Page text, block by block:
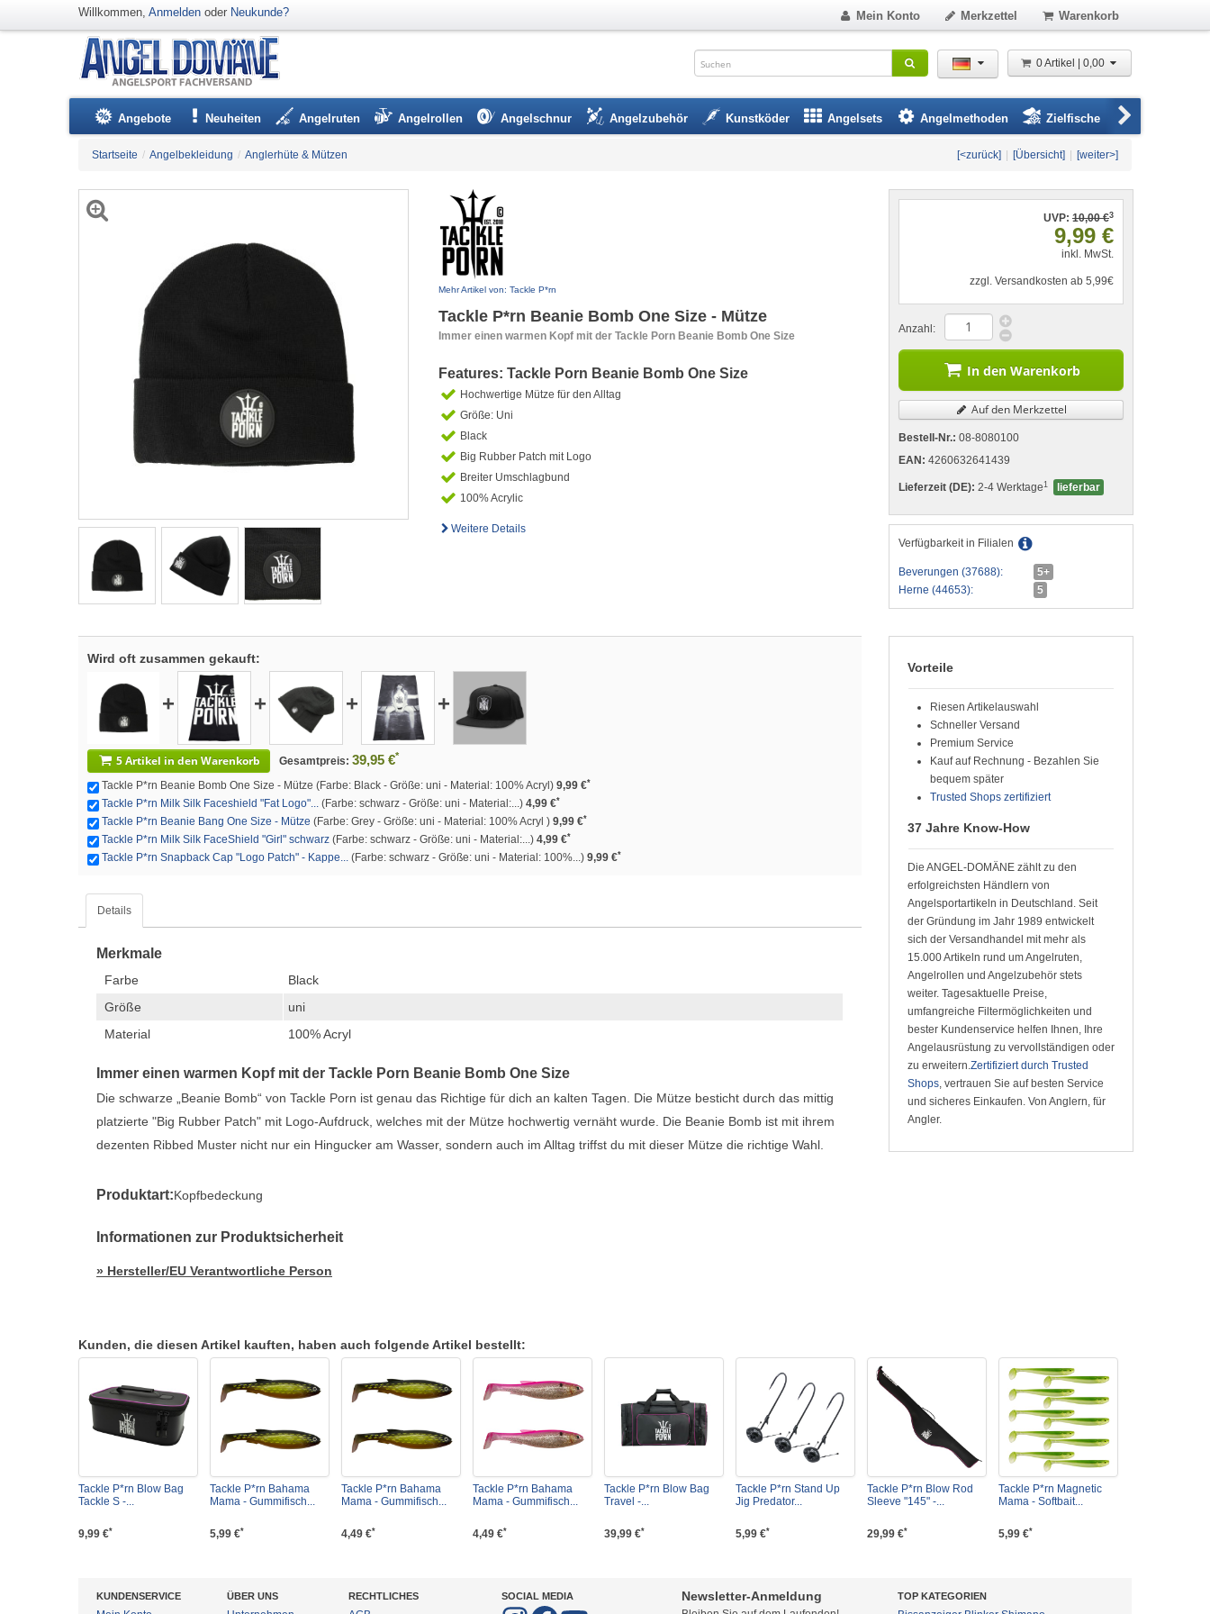
Willkommen, Anmelden oder Neukunde? Mein Konto Merkzettel Warenkorb
0 Artikel | 0,00
Angebote Neuheiten Angelruten Angelrollen Angelschnur Angelzubehör Kunstköder Angelsets Angelmethoden Zielfische
Startseite / Angelbekleidung / Anglerhüte & Mützen [<zurück] [Übersicht] [weiter>]
Mehr Artikel von: Tackle P*rn
Tackle P*rn Beanie Bomb One Size - Mütze
Immer einen warmen Kopf mit der Tackle Porn Beanie Bomb One Size
Features: Tackle Porn Beanie Bomb One Size
Hochwertige Mütze für den Alltag
Größe: Uni
Black
Big Rubber Patch mit Logo
Breiter Umschlagbund
100% Acrylic
Weitere Details
UVP: 10,00 €3
9,99 €
inkl. MwSt.
zzgl. Versandkosten ab 5,99€
Anzahl:
In den Warenkorb
Auf den Merkzettel
Bestell-Nr.: 08-8080100
EAN: 4260632641439
Lieferzeit (DE): 2-4 Werktage 1 lieferbar
Verfügbarkeit in Filialen
Beverungen (37688):
5+
Herne (44653):
5
Wird oft zusammen gekauft:
+ + + +
5 Artikel in den Warenkorb Gesamtpreis: 39,95 €*
Tackle P*rn Beanie Bomb One Size - Mütze (Farbe: Black - Größe: uni - Material: 100% Acryl) 9,99 €*
Tackle P*rn Milk Silk Faceshield "Fat Logo"... (Farbe: schwarz - Größe: uni - Material:...) 4,99 €*
Tackle P*rn Beanie Bang One Size - Mütze (Farbe: Grey - Größe: uni - Material: 100% Acryl ) 9,99 €*
Tackle P*rn Milk Silk FaceShield "Girl" schwarz (Farbe: schwarz - Größe: uni - Material:...) 4,99 €*
Tackle P*rn Snapback Cap "Logo Patch" - Kappe... (Farbe: schwarz - Größe: uni - Material: 100%...) 9,99 €*
Details
Merkmale
Farbe
Black
Größe
uni
Material
100% Acryl
Immer einen warmen Kopf mit der Tackle Porn Beanie Bomb One Size
Die schwarze „Beanie Bomb“ von Tackle Porn ist genau das Richtige für dich an kalten Tagen. Die Mütze besticht durch das mittig
platzierte "Big Rubber Patch" mit Logo-Aufdruck, welches mit der Mütze hochwertig vernäht wurde. Die Beanie Bomb ist mit ihrem
dezenten Ribbed Muster nicht nur ein Hingucker am Wasser, sondern auch im Alltag triffst du mit dieser Mütze die richtige Wahl.
Produktart:Kopfbedeckung
Informationen zur Produktsicherheit
» Hersteller/EU Verantwortliche Person
Vorteile
Riesen Artikelauswahl
Schneller Versand
Premium Service
Kauf auf Rechnung - Bezahlen Sie
bequem später
Trusted Shops zertifiziert
37 Jahre Know-How
Die ANGEL-DOMÄNE zählt zu den
erfolgreichsten Händlern von
Angelsportartikeln in Deutschland. Seit
der Gründung im Jahr 1989 entwickelt
sich der Versandhandel mit mehr als
15.000 Artikeln rund um Angelruten,
Angelrollen und Angelzubehör stets
weiter. Tagesaktuelle Preise,
umfangreiche Filtermöglichkeiten und
bester Kundenservice helfen Ihnen, Ihre
Angelausrüstung zu vervollständigen oder
zu erweitern.Zertifiziert durch Trusted
Shops, vertrauen Sie auf besten Service
und sicheres Einkaufen. Von Anglern, für
Angler.
Kunden, die diesen Artikel kauften, haben auch folgende Artikel bestellt:
Tackle P*rn Blow Bag
Tackle S -...
9,99 €*
Tackle P*rn Bahama
Mama - Gummifisch...
5,99 €*
Tackle P*rn Bahama
Mama - Gummifisch...
4,49 €*
Tackle P*rn Bahama
Mama - Gummifisch...
4,49 €*
Tackle P*rn Blow Bag
Travel -...
39,99 €*
Tackle P*rn Stand Up
Jig Predator...
5,99 €*
Tackle P*rn Blow Rod
Sleeve "145" -...
29,99 €*
Tackle P*rn Magnetic
Mama - Softbait...
5,99 €*
KUNDENSERVICE ÜBER UNS RECHTLICHES SOCIAL MEDIA Newsletter-Anmeldung TOP KATEGORIEN